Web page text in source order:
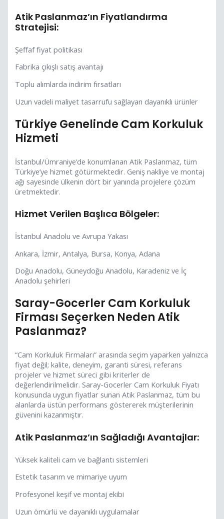
Atik Paslanmaz’ın Fiyatlandırma
Stratejisi:
Şeffaf fiyat politikası
Fabrika çıkışlı satış avantajı
Toplu alımlarda indirim fırsatları
Uzun vadeli maliyet tasarrufu sağlayan dayanıklı ürünler
Türkiye Genelinde Cam Korkuluk
Hizmeti
İstanbul/Ümraniye’de konumlanan Atik Paslanmaz, tüm
Türkiye’ye hizmet götürmektedir. Geniş nakliye ve montaj
ağı sayesinde ülkenin dört bir yanında projelere çözüm
üretmektedir.
Hizmet Verilen Başlıca Bölgeler:
İstanbul Anadolu ve Avrupa Yakası
Ankara, İzmir, Antalya, Bursa, Konya, Adana
Doğu Anadolu, Güneydoğu Anadolu, Karadeniz ve İç
Anadolu şehirleri
Saray-Gocerler Cam Korkuluk
Firması Seçerken Neden Atik
Paslanmaz?
“Cam Korkuluk Firmaları” arasında seçim yaparken yalnızca
fiyat değil; kalite, deneyim, garanti süresi, referans
projeler ve hizmet süreci gibi kriterler de
değerlendirilmelidir. Saray-Gocerler Cam Korkuluk Fiyatı
konusunda uygun fiyatlar sunan Atik Paslanmaz, tüm bu
alanlarda üstün performans göstererek müşterilerinin
güvenini kazanmıştır.
Atik Paslanmaz’ın Sağladığı Avantajlar:
Yüksek kaliteli cam ve bağlantı sistemleri
Estetik tasarım ve mimariye uyum
Profesyonel keşif ve montaj ekibi
Uzun ömürlü ve dayanıklı uygulamalar